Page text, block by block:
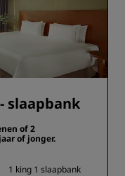
slaapbank
of 2
of jonger.
1 king 1 slaapbank